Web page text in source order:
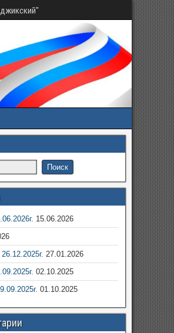
15.06.2026
27.01.2026
02.10.2025
01.10.2025